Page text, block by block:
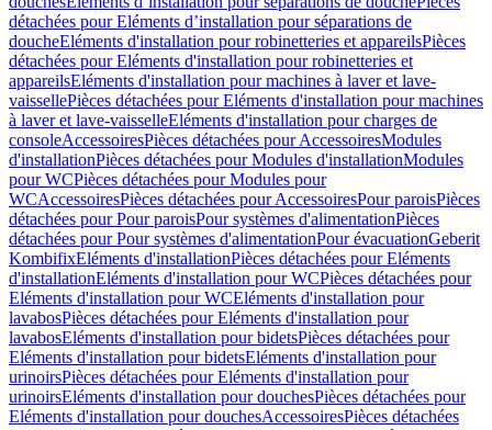
détachées pour Eléments d’installation pour séparations de
doucheEléments d'installation pour robinetteries et appareilsPièces
détachées pour Eléments d'installation pour robinetteries et
appareilsEléments d'installation pour machines à laver et lave-
vaissellePièces détachées pour Eléments d'installation pour machines
à laver et lave-vaisselleEléments d'installation pour charges de
consoleAccessoiresPièces détachées pour AccessoiresModules
d'installationPièces détachées pour Modules d'installationModules
pour WCPièces détachées pour Modules pour
WCAccessoiresPièces détachées pour AccessoiresPour paroisPièces
détachées pour Pour paroisPour systèmes d'alimentationPièces
détachées pour Pour systèmes d'alimentationPour évacuationGeberit
KombifixEléments d'installationPièces détachées pour Eléments
d'installationEléments d'installation pour WCPièces détachées pour
Eléments d'installation pour WCEléments d'installation pour
lavabosPièces détachées pour Eléments d'installation pour
lavabosEléments d'installation pour bidetsPièces détachées pour
Eléments d'installation pour bidetsEléments d'installation pour
urinoirsPièces détachées pour Eléments d'installation pour
urinoirsEléments d'installation pour douchesPièces détachées pour
Eléments d'installation pour douchesAccessoiresPièces détachées